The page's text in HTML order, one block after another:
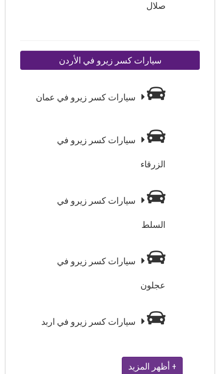
صلال
سيارات كسر زيرو في الأردن
سيارات كسر زيرو في عمان
سيارات كسر زيرو في
الزرقاء
سيارات كسر زيرو في
السلط
سيارات كسر زيرو في
عجلون
سيارات كسر زيرو في اربد
+ أظهر المزيد